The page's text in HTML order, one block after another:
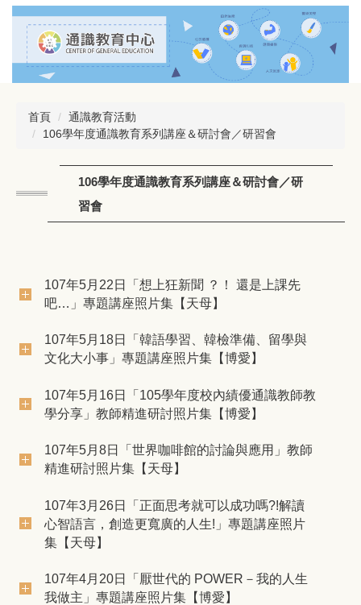
要
首頁
通識教育活動
106學年度通識教育系列講座＆研討會／研習會
106學年度通識教育系列講座＆研討會／研
習會
107年5月22日「想上狂新聞 ？！ 還是上課先
吧…」專題講座照片集【天母】
107年5月18日「韓語學習、韓檢準備、留學與
文化大小事」專題講座照片集【博愛】
107年5月16日「105學年度校內績優通識教師教
學分享」教師精進研討照片集【博愛】
107年5月8日「世界咖啡館的討論與應用」教師
精進研討照片集【天母】
107年3月26日「正面思考就可以成功嗎?!解讀
心智語言，創造更寬廣的人生!」專題講座照片
集【天母】
107年4月20日「厭世代的 POWER－我的人生
我做主」專題講座照片集【博愛】